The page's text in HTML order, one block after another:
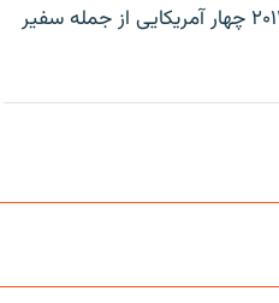
آمريکا حامی سرنگونی حکومت معمر قذافی در سال ۲۰۱۱ بود، اما در سپتامبر ۲۰۱۲ چهار آمريکايی از جمله سفير